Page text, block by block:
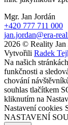
Mgr. Jan Jordán
+420 777 711 000
jan.jordan@era-
2026 © Reality Jan
Vytvořili Radek
Na našich
funkčnosti a
chování
souhlas tlačítkem
kliknutím na
Nastavení cookies
NASTAVENÍ